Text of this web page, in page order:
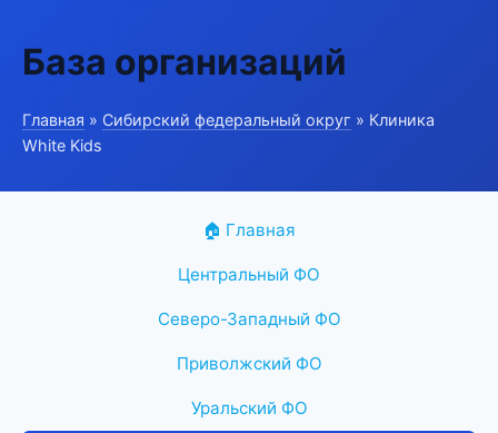
База организаций
Главная » Сибирский федеральный округ » Клиника
White Kids
🏠 Главная
Центральный ФО
Северо-Западный ФО
Приволжский ФО
Уральский ФО